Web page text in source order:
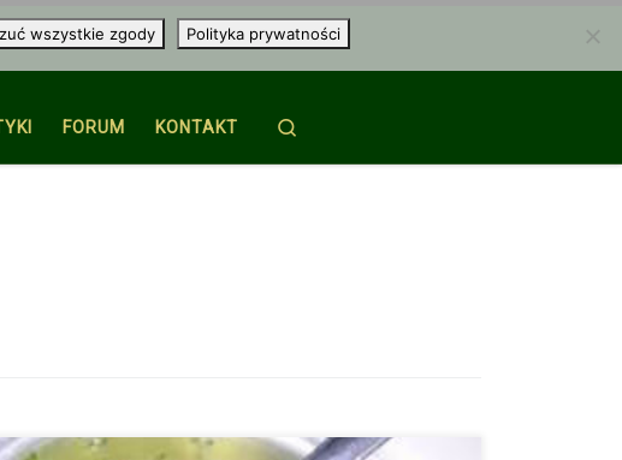
FORUM KONTAKT
wszystkie zgody Polityka prywatności